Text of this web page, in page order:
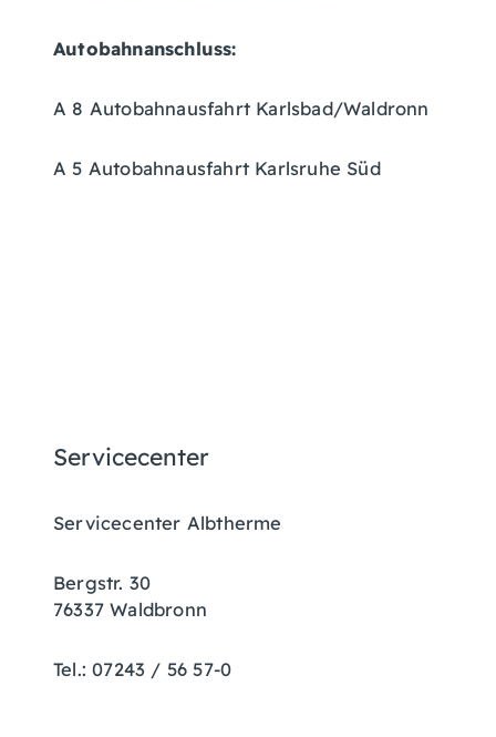
Autobahnanschluss:
A 8 Autobahnausfahrt Karlsbad/Waldronn
A 5 Autobahnausfahrt Karlsruhe Süd
Servicecenter
Servicecenter Albtherme
Bergstr. 30
76337 Waldbronn
Tel.: 07243 / 56 57-0